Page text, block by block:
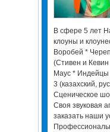
В сфере 5 лет
клоуны и
Воробей *
(Стивен и
Маус * Индейцы
3 (казахский,
Сценическое
Своя звуковая
заказать наши